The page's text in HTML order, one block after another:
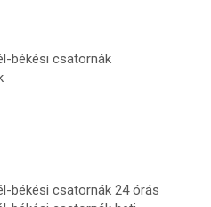
békési csatornák
békési csatornák 24 órás